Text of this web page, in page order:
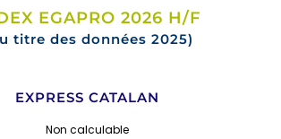
EGAPRO 2026 H/F
titre des données 2025)
EXPRESS CATALAN
Non calculable